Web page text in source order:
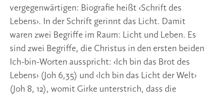
vergegenwärtigen: Biografie heißt ‹Schrift des
Lebens›. In der Schrift gerinnt das Licht. Damit
waren zwei Begriffe im Raum: Licht und Leben. Es
sind zwei Begriffe, die Christus in den ersten beiden
Ich-bin-Worten ausspricht: ‹Ich bin das Brot des
Lebens› (Joh 6,35) und ‹Ich bin das Licht der Welt›
(Joh 8, 12), womit Girke unterstrich, dass die